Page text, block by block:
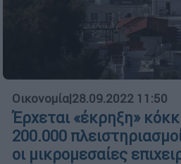
Οικονομία|28.09.2022 11:50
Έρχεται «έκρηξη»
200.000
οι μικρομεσαίες